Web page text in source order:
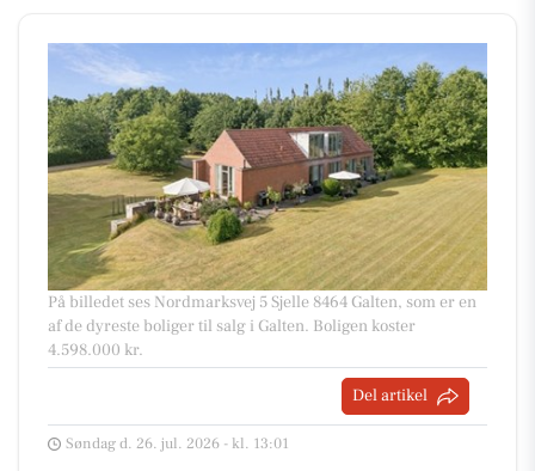
På billedet ses Nordmarksvej 5 Sjelle 8464 Galten, som er en
af de dyreste boliger til salg i Galten. Boligen koster
4.598.000 kr.
Del artikel
Søndag d. 26. jul. 2026 - kl. 13:01